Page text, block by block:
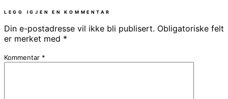
LEGG IGJEN EN KOMMENTAR
Din e-postadresse vil ikke bli publisert. Obligatoriske felt
er merket med *
Kommentar *